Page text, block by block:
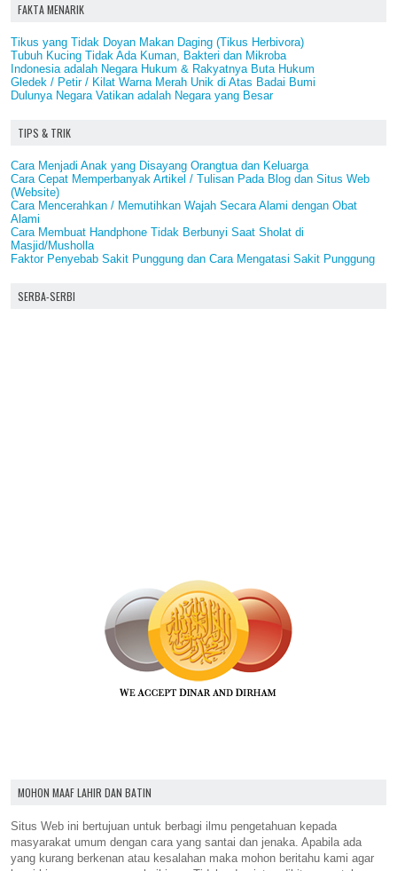
FAKTA MENARIK
Tikus yang Tidak Doyan Makan Daging (Tikus Herbivora)
Tubuh Kucing Tidak Ada Kuman, Bakteri dan Mikroba
Indonesia adalah Negara Hukum & Rakyatnya Buta Hukum
Gledek / Petir / Kilat Warna Merah Unik di Atas Badai Bumi
Dulunya Negara Vatikan adalah Negara yang Besar
TIPS & TRIK
Cara Menjadi Anak yang Disayang Orangtua dan Keluarga
Cara Cepat Memperbanyak Artikel / Tulisan Pada Blog dan Situs Web
(Website)
Cara Mencerahkan / Memutihkan Wajah Secara Alami dengan Obat
Alami
Cara Membuat Handphone Tidak Berbunyi Saat Sholat di
Masjid/Musholla
Faktor Penyebab Sakit Punggung dan Cara Mengatasi Sakit Punggung
SERBA-SERBI
MOHON MAAF LAHIR DAN BATIN
Situs Web ini bertujuan untuk berbagi ilmu pengetahuan kepada
masyarakat umum dengan cara yang santai dan jenaka. Apabila ada
yang kurang berkenan atau kesalahan maka mohon beritahu kami agar